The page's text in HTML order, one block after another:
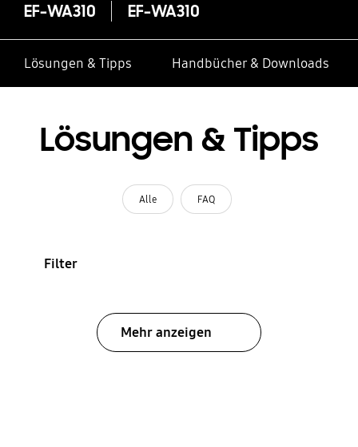
EF-WA310 EF-WA310
Lösungen & Tipps Handbücher & Downloads
Lösungen & Tipps
Alle FAQ
Filter
Mehr anzeigen